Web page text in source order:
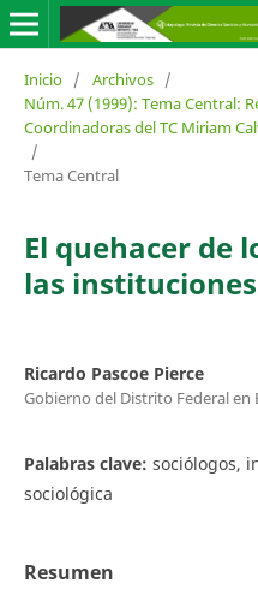
Inicio / Archivos /
Núm. 47 (1999): Tema Central:
Coordinadoras del TC Miriam
/
Tema Central
El quehacer de
las
Ricardo Pascoe Pierce
Gobierno del Distrito Federal en
Palabras clave: sociólogos,
sociológica
Resumen